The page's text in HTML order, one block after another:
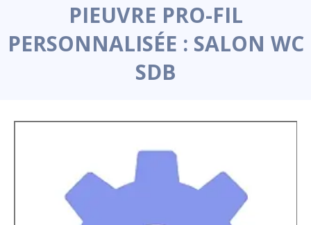
PIEUVRE PRO-FIL
PERSONNALISÉE : SALON WC
SDB